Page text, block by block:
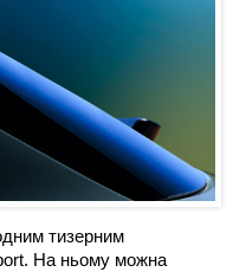
тизерним
На ньому можна